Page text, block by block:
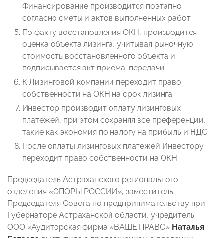
Финансирование производится поэтапно
согласно сметы и актов выполненных работ.
По факту восстановления ОКН, производится
оценка объекта лизинга, учитывая рыночную
стоимость восстановленного объекта и
подписывается акт приема-передачи.
К Лизинговой компании переходит право
собственности на ОКН на срок лизинга.
Инвестор производит оплату лизинговых
платежей, при этом сохраняя все преференции,
такие как экономия по налогу на прибыль и НДС.
После оплаты лизинговых платежей Инвестору
переходит право собственности на ОКН.
Председатель Астраханского регионального
отделения «ОПОРЫ РОССИИ», заместитель
Председателя Совета по предпринимательству при
Губернаторе Астраханской области, учредитель
ООО «Аудиторская фирма «ВАШЕ ПРАВО» Наталья